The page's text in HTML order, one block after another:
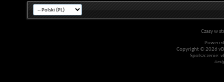
Czasy w
Copyright © 2026
Spolszczenie: